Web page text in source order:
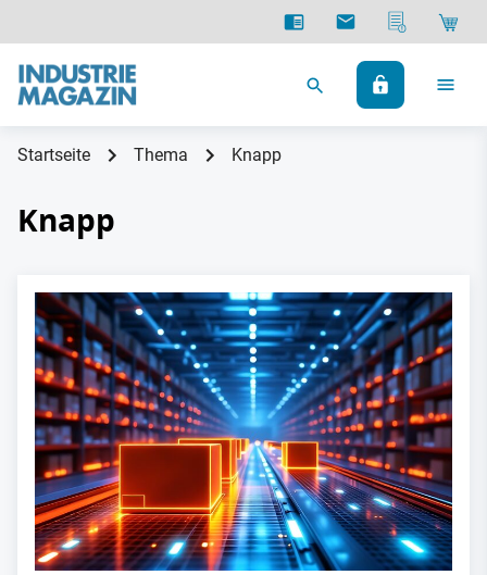
Startseite Thema Knapp
Knapp